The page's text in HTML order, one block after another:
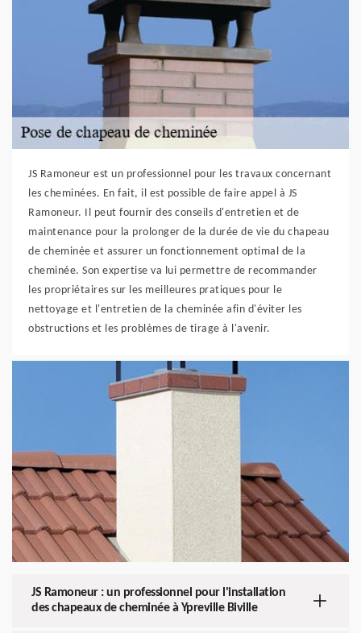
JS Ramoneur est un professionnel pour les travaux concernant
les cheminées. En fait, il est possible de faire appel à JS
Ramoneur. Il peut fournir des conseils d'entretien et de
maintenance pour la prolonger de la durée de vie du chapeau
de cheminée et assurer un fonctionnement optimal de la
cheminée. Son expertise va lui permettre de recommander
les propriétaires sur les meilleures pratiques pour le
nettoyage et l'entretien de la cheminée afin d'éviter les
obstructions et les problèmes de tirage à l'avenir.
JS Ramoneur : un professionnel pour l'installation
des chapeaux de cheminée à Ypreville Biville